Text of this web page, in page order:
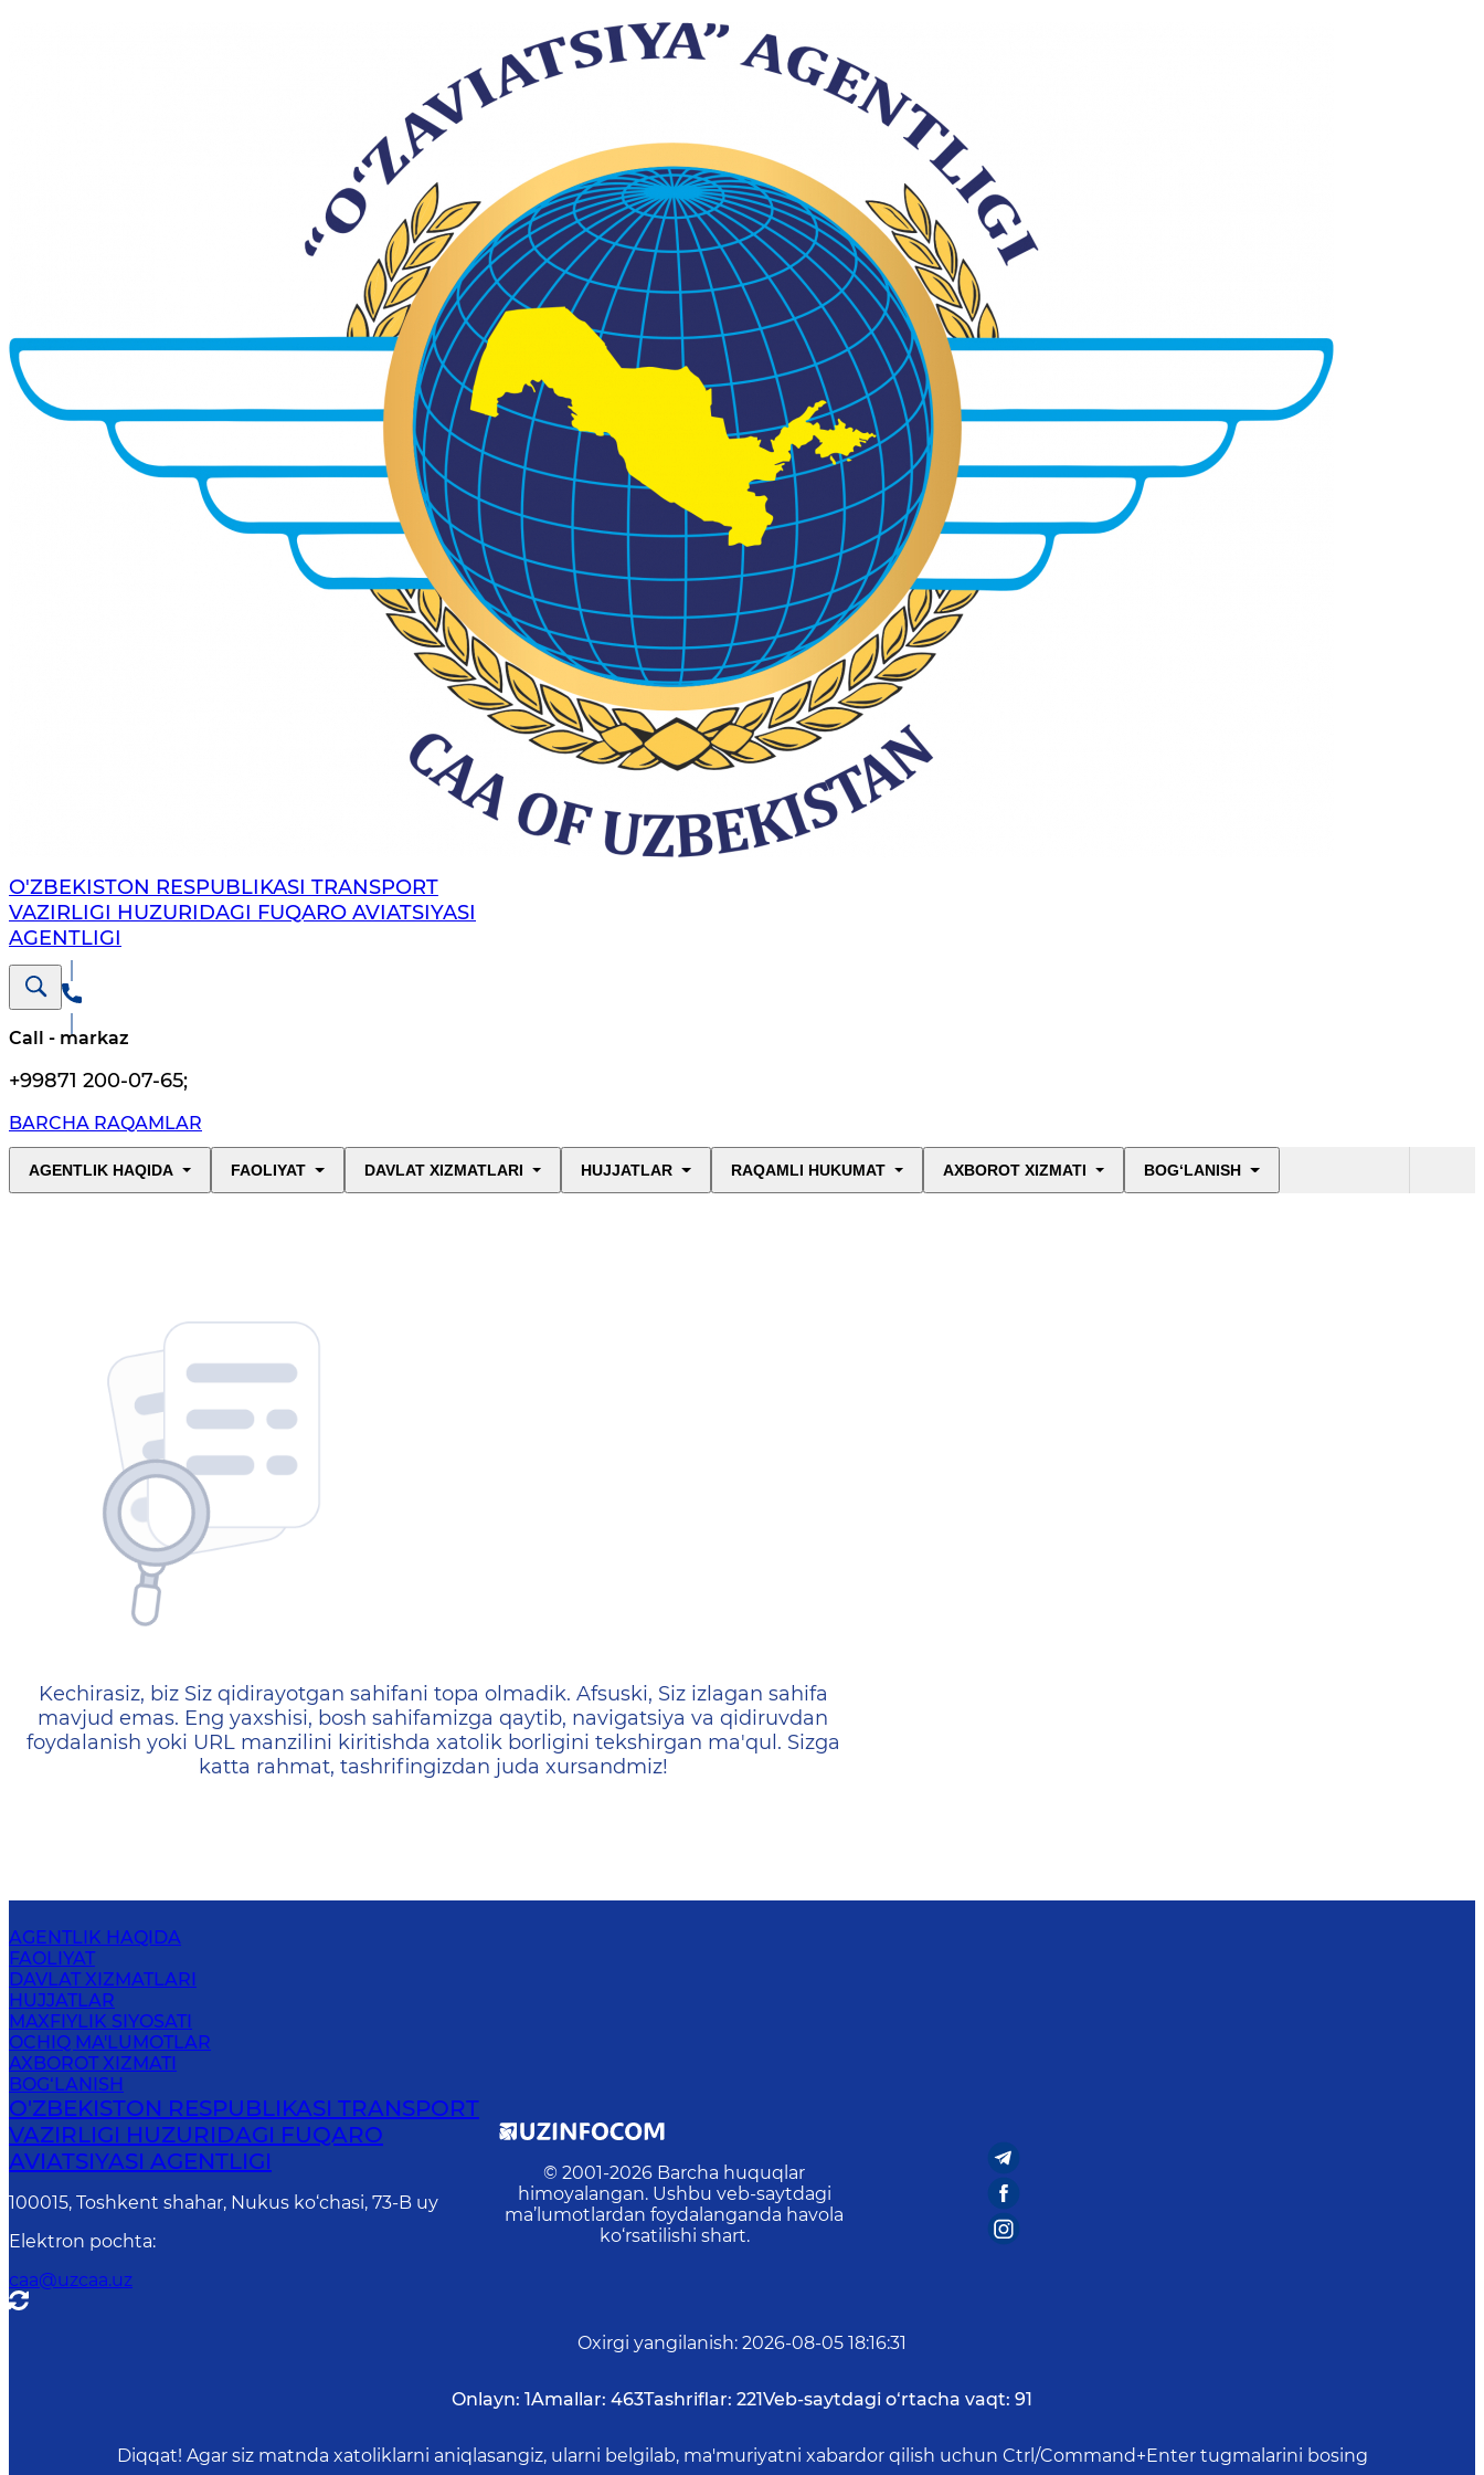
O'ZBEKISTON RESPUBLIKASI TRANSPORT
VAZIRLIGI HUZURIDAGI FUQARO AVIATSIYASI
AGENTLIGI
Call - markaz
+99871 200-07-65;
BARCHA RAQAMLAR
AGENTLIK HAQIDA FAOLIYAT DAVLAT XIZMATLARI HUJJATLAR RAQAMLI HUKUMAT AXBOROT XIZMATI BOG‘LANISH
404 — Страница не найдена
Kechirasiz, biz Siz qidirayotgan sahifani topa olmadik. Afsuski, Siz izlagan sahifa
mavjud emas. Eng yaxshisi, bosh sahifamizga qaytib, navigatsiya va qidiruvdan
foydalanish yoki URL manzilini kiritishda xatolik borligini tekshirgan ma'qul. Sizga
katta rahmat, tashrifingizdan juda xursandmiz!
AGENTLIK HAQIDA
FAOLIYAT
DAVLAT XIZMATLARI
HUJJATLAR
MAXFIYLIK SIYOSATI
OCHIQ MA'LUMOTLAR
AXBOROT XIZMATI
BOG‘LANISH
O'ZBEKISTON RESPUBLIKASI TRANSPORT
VAZIRLIGI HUZURIDAGI FUQARO
AVIATSIYASI AGENTLIGI
100015, Toshkent shahar, Nukus ko‘chasi, 73-B uу
Elektron pochta:
caa@uzcaa.uz
© 2001-2026 Barcha huquqlar
himoyalangan. Ushbu veb-saytdagi
ma’lumotlardan foydalanganda havola
ko‘rsatilishi shart.
Oxirgi yangilanish: 2026-08-05 18:16:31
Onlayn: 1Amallar: 463Tashriflar: 221Veb-saytdagi o‘rtacha vaqt: 91
Diqqat! Agar siz matnda xatoliklarni aniqlasangiz, ularni belgilab, ma'muriyatni xabardor qilish uchun Ctrl/Command+Enter tugmalarini bosing